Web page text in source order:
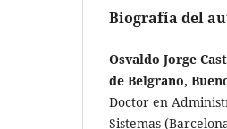
Biografía del
Osvaldo Jorge
de Belgrano,
Doctor en
Sistemas